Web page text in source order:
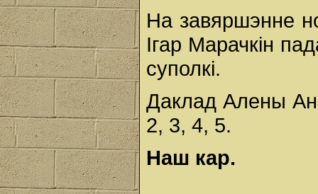
На завяршэнне
Ігар Марачкін
суполкі.
Даклад Алены
2, 3, 4, 5.
Наш кар.